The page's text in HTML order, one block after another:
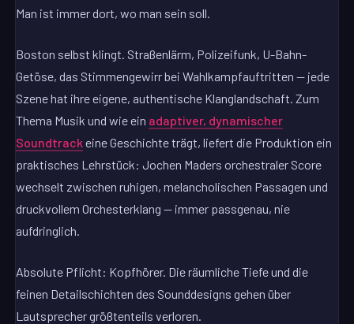
Man ist immer dort, wo man sein soll.
Boston selbst klingt. Straßenlärm, Polizeifunk, U-Bahn-
Getöse, das Stimmengewirr bei Wahlkampfauftritten — jede
Szene hat ihre eigene, authentische Klanglandschaft. Zum
Thema Musik und wie ein adaptiver, dynamischer
Soundtrack eine Geschichte trägt, liefert die Produktion ein
praktisches Lehrstück: Jochen Maders orchestraler Score
wechselt zwischen ruhigen, melancholischen Passagen und
druckvollem Orchesterklang — immer passgenau, nie
aufdringlich.
Absolute Pflicht: Kopfhörer. Die räumliche Tiefe und die
feinen Detailschichten des Sounddesigns gehen über
Lautsprecher größtenteils verloren.